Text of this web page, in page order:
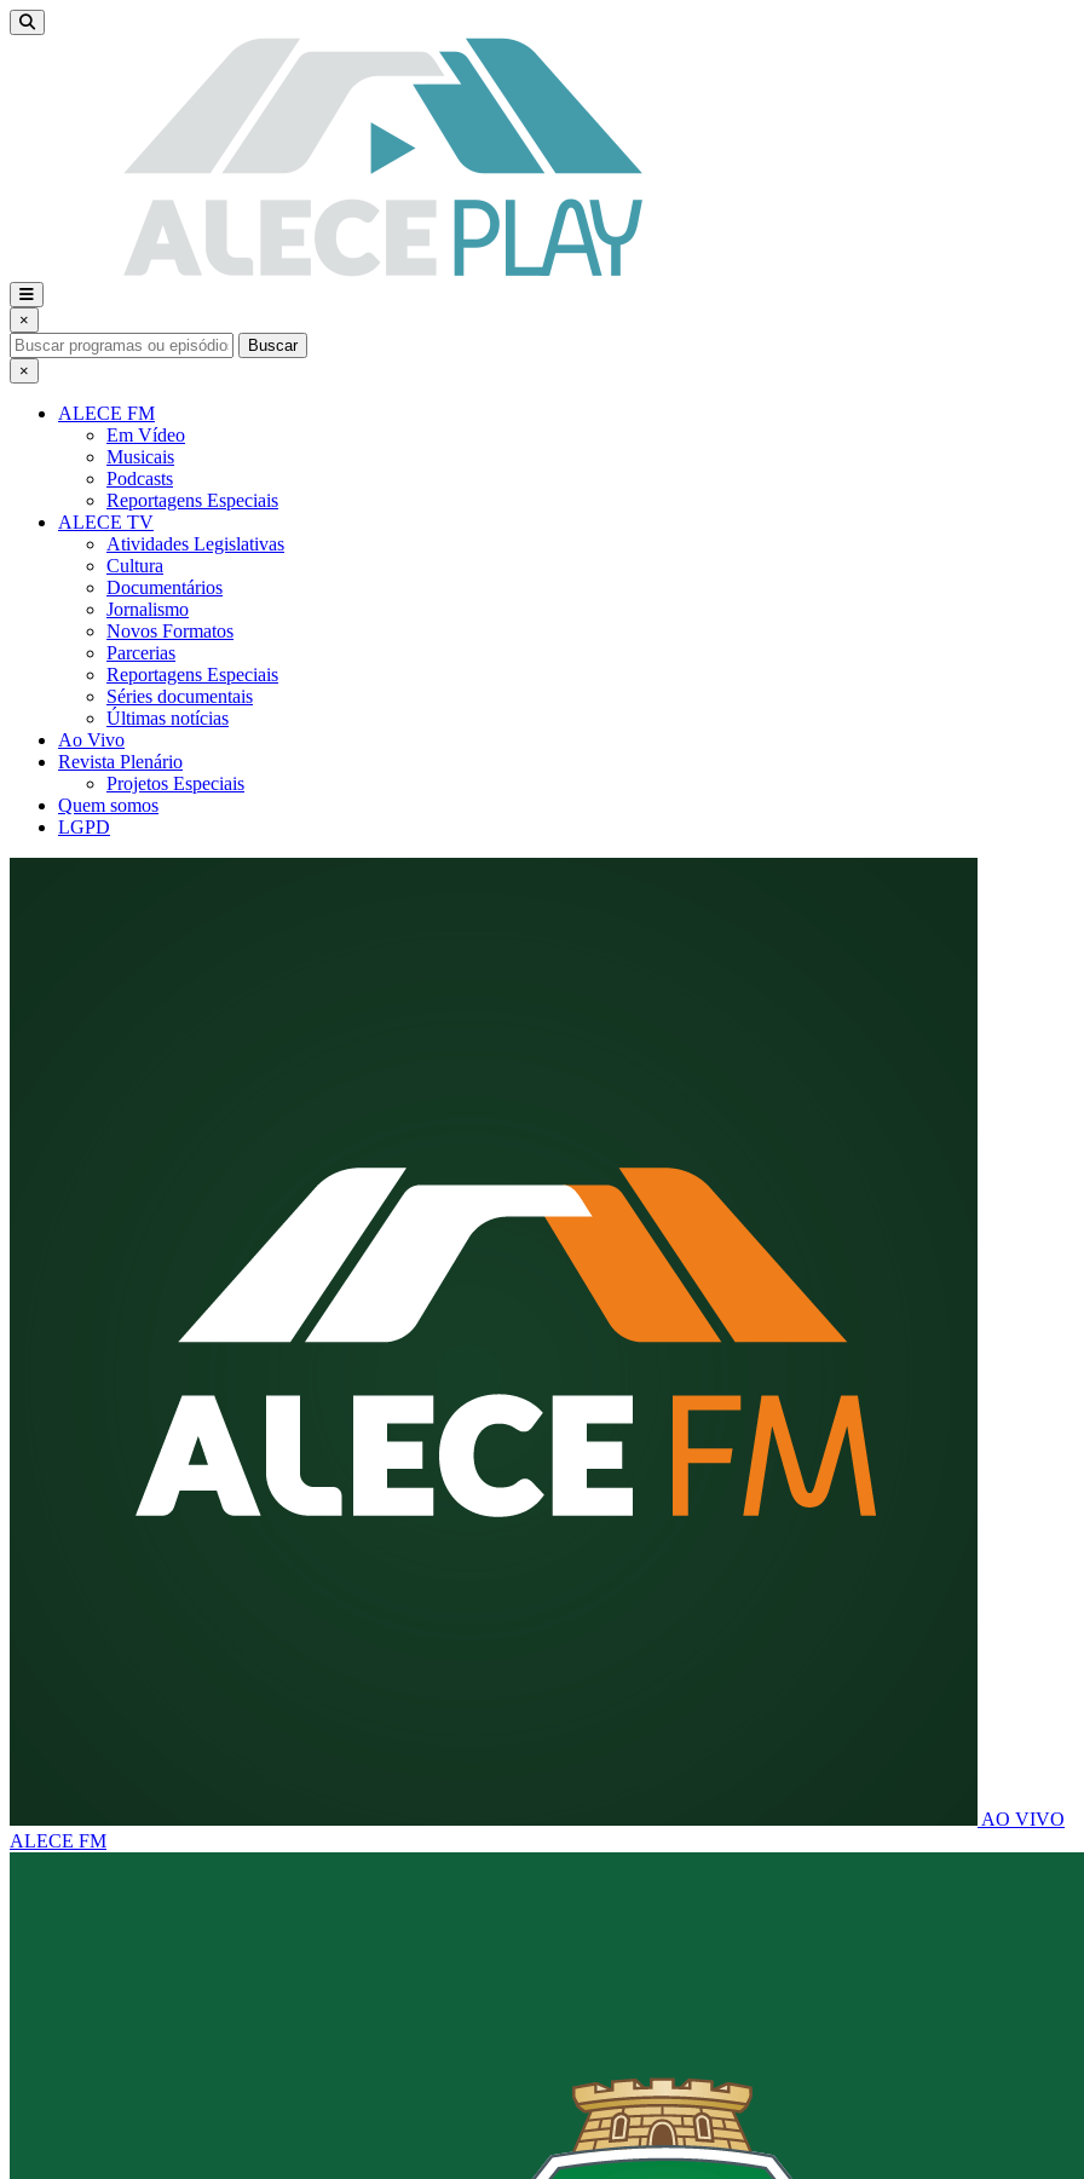
×
Buscar
×
ALECE FM
Em Vídeo
Musicais
Podcasts
Reportagens Especiais
ALECE TV
Atividades Legislativas
Cultura
Documentários
Jornalismo
Novos Formatos
Parcerias
Reportagens Especiais
Séries documentais
Últimas notícias
Ao Vivo
Revista Plenário
Projetos Especiais
Quem somos
LGPD
AO VIVO
ALECE FM